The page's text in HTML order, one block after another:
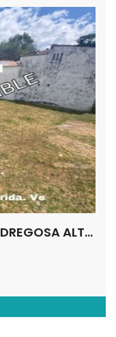
EN VENTA PARCELA EN LA PEDREGOSA ALTA MÉRIDA – VENEZUELA